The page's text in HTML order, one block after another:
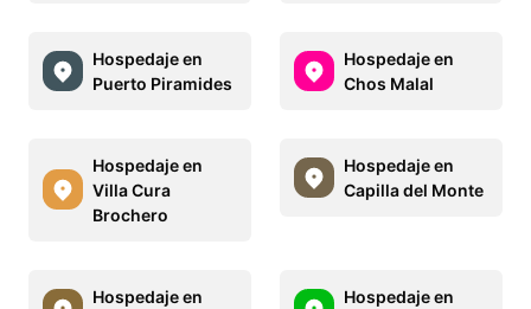
Hospedaje en
Puerto Piramides
Hospedaje en
Chos Malal
Hospedaje en
Villa Cura
Brochero
Hospedaje en
Capilla del Monte
Hospedaje en
Hospedaje en